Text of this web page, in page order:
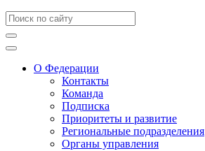
О Федерации
Контакты
Команда
Подписка
Приоритеты и развитие
Региональные подразделения
Органы управления